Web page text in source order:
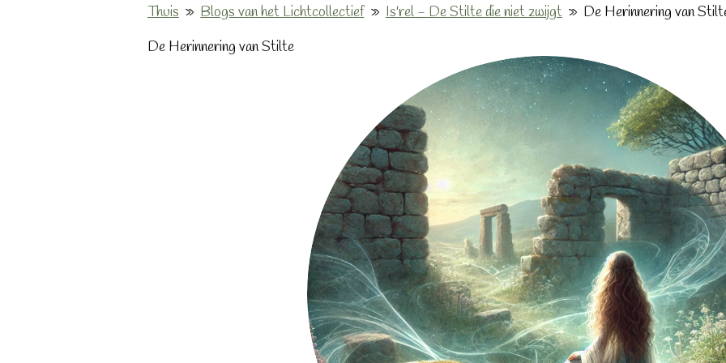
Thuis » Blogs van het Lichtcollectief » Is'rel - De Stilte die niet zwijgt » De Herinnering van
De Herinnering van Stilte